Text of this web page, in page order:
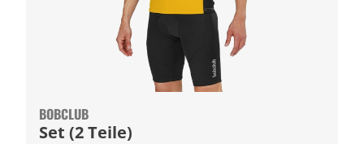
BOBCLUB
Set (2 Teile)